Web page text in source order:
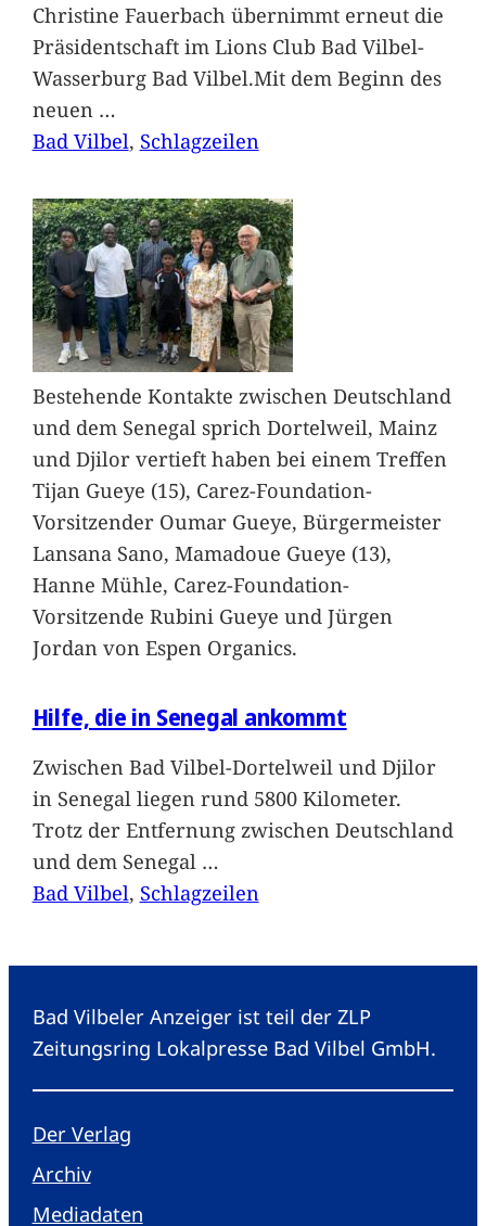
Christine Fauerbach übernimmt erneut die
Präsidentschaft im Lions Club Bad Vilbel-
Wasserburg Bad Vilbel.Mit dem Beginn des
neuen …
Bad Vilbel, Schlagzeilen
Bestehende Kontakte zwischen Deutschland
und dem Senegal sprich Dortelweil, Mainz
und Djilor vertieft haben bei einem Treffen
Tijan Gueye (15), Carez-Foundation-
Vorsitzender Oumar Gueye, Bürgermeister
Lansana Sano, Mamadoue Gueye (13),
Hanne Mühle, Carez-Foundation-
Vorsitzende Rubini Gueye und Jürgen
Jordan von Espen Organics.
Hilfe, die in Senegal ankommt
Zwischen Bad Vilbel-Dortelweil und Djilor
in Senegal liegen rund 5800 Kilometer.
Trotz der Entfernung zwischen Deutschland
und dem Senegal …
Bad Vilbel, Schlagzeilen
Bad Vilbeler Anzeiger ist teil der ZLP
Zeitungsring Lokalpresse Bad Vilbel GmbH.
Der Verlag
Archiv
Mediadaten